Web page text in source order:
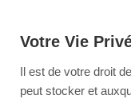
Votre Vie
Il est de votre droit
peut stocker et